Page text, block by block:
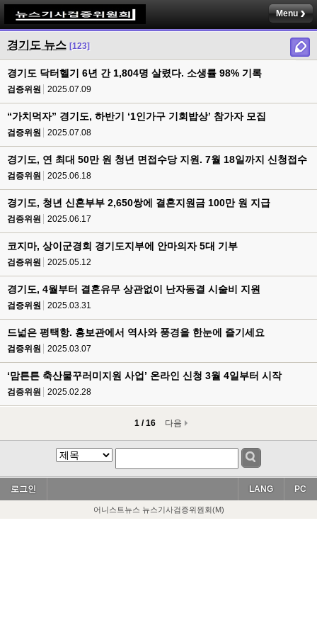
Menu
경기도 뉴스 [123]
경기도 닥터헬기 6년 간 1,804명 살렸다. 소생률 98% 기록
검증위원 2025.07.09
“가치먹자” 경기도, 하반기 ‘1인가구 기회밥상’ 참가자 모집
검증위원 2025.07.08
경기도, 연 최대 50만 원 청년 면접수당 지원. 7월 18일까지 신청접수
검증위원 2025.06.18
경기도, 청년 신혼부부 2,650쌍에 결혼지원금 100만 원 지급
검증위원 2025.06.17
코지마, 상이군경회 경기도지부에 안마의자 5대 기부
검증위원 2025.05.12
경기도, 4월부터 결혼유무 상관없이 난자동결 시술비 지원
검증위원 2025.03.31
드넓은 평택항. 홍보관에서 역사와 풍경을 한눈에 즐기세요
검증위원 2025.03.07
‘맘튼튼 축산물꾸러미지원 사업’ 온라인 신청 3월 4일부터 시작
검증위원 2025.02.28
1 / 16 다음
로그인 PC
LANG
어니스트뉴스 뉴스기사검증위원회(M)